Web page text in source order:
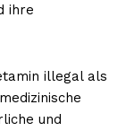
ihre
illegal als
und